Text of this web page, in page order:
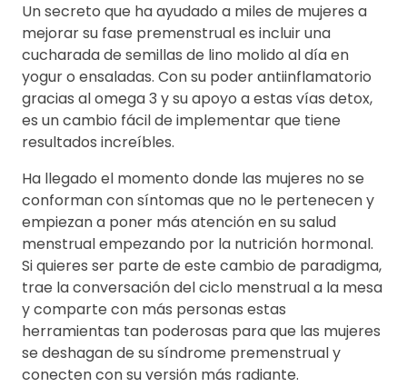
Un secreto que ha ayudado a miles de mujeres a
mejorar su fase premenstrual es incluir una
cucharada de semillas de lino molido al día en
yogur o ensaladas. Con su poder antiinflamatorio
gracias al omega 3 y su apoyo a estas vías detox,
es un cambio fácil de implementar que tiene
resultados increíbles.
Ha llegado el momento donde las mujeres no se
conforman con síntomas que no le pertenecen y
empiezan a poner más atención en su salud
menstrual empezando por la nutrición hormonal.
Si quieres ser parte de este cambio de paradigma,
trae la conversación del ciclo menstrual a la mesa
y comparte con más personas estas
herramientas tan poderosas para que las mujeres
se deshagan de su síndrome premenstrual y
conecten con su versión más radiante.